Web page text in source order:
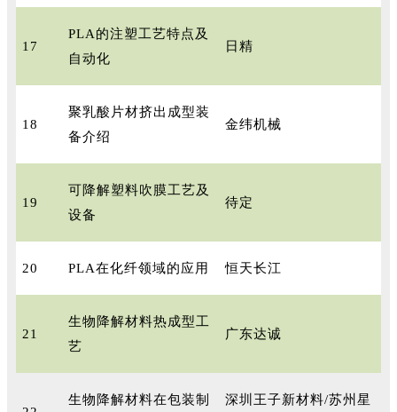
17
PLA的注塑工艺特点及
自动化
日精
18
聚乳酸片材挤出成型装
备介绍
金纬机械
19
可降解塑料吹膜工艺及
设备
待定
20 PLA在化纤领域的应用 恒天长江
21
生物降解材料热成型工
艺
广东达诚
生物降解材料在包装制 深圳王子新材料/苏州星